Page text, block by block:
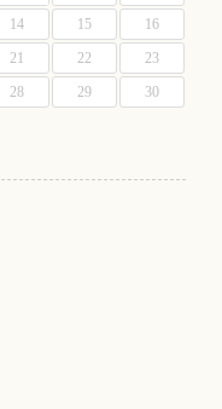
14 15
16
21 22
23
28 29
30